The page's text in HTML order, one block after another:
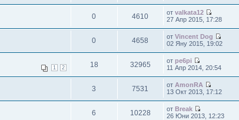
0 4610 отvalkata12
27 Апр 2015, 17:28
0 4658 отVincent Dog
02 Яну 2015, 19:02
1 2 18 32965 отpe6pi
11 Апр 2014, 20:54
3 7531 от AmonRA
13 Окт 2013, 17:12
6 10228 отBreak
26 Юни 2013, 12:23